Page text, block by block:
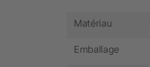
Matériau
Emballage